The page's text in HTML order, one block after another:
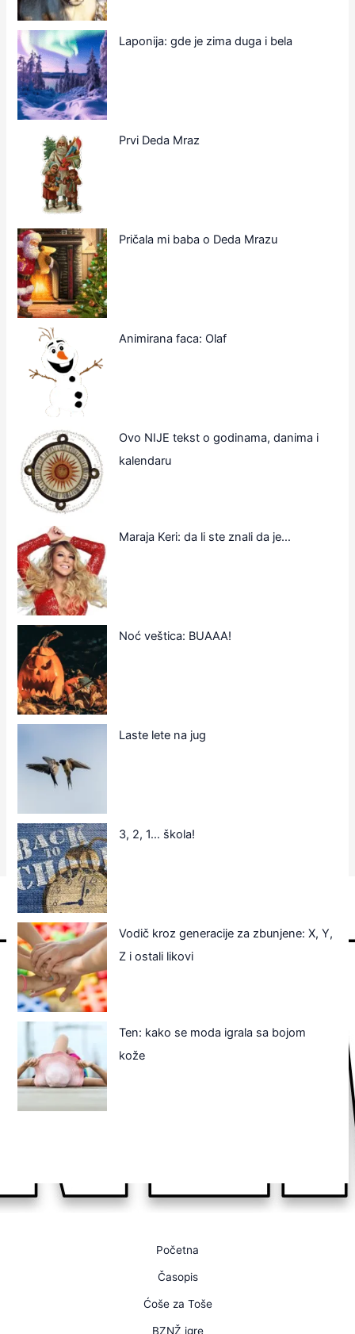
Laponija: gde je zima duga i bela
Prvi Deda Mraz
Pričala mi baba o Deda Mrazu
Animirana faca: Olaf
Ovo NIJE tekst o godinama, danima i
kalendaru
Maraja Keri: da li ste znali da je…
Noć veštica: BUAAA!
Laste lete na jug
3, 2, 1… škola!
Vodič kroz generacije za zbunjene: X, Y,
Z i ostali likovi
Ten: kako se moda igrala sa bojom
kože
Početna
Časopis
Ćoše za Toše
BZNŽ igre